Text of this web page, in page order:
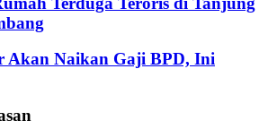
Akan Naikan Gaji BPD, Ini